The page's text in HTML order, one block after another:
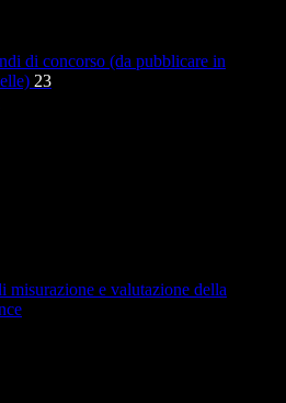
di concorso (da pubblicare in
23
misurazione e valutazione della